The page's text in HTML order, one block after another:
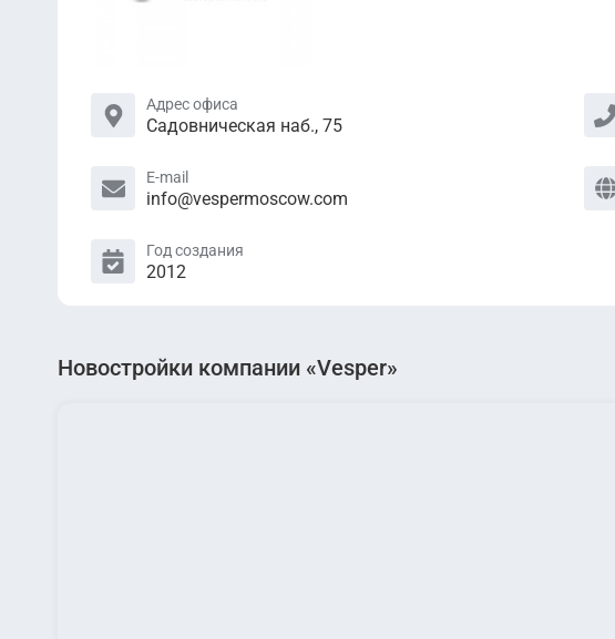
Адрес офиса
Садовническая наб., 75
E-mail
info@vespermoscow.com
Год создания
2012
Новостройки компании «Vesper»